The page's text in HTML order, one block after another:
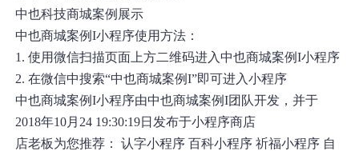
中也科技商城案例展示
中也商城案例I小程序使用方法：
1. 使用微信扫描页面上方二维码进入 中也商城案例I小程序
2. 在微信中搜索“中也商城案例I”即可进入小程序
中也商城案例I小程序由中也商城案例I团队开发，并于
2018年10月24 19:30:19日发布于小程序商店
店老板为您推荐：
认字小程序 百科小程序 祈福小程序 自